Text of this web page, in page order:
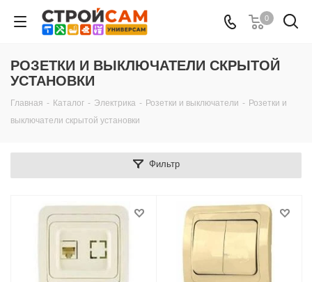
0
РОЗЕТКИ И ВЫКЛЮЧАТЕЛИ СКРЫТОЙ
УСТАНОВКИ
Главная - Каталог - Электрика - Розетки и выключатели - Розетки и
выключатели скрытой установки
Фильтр